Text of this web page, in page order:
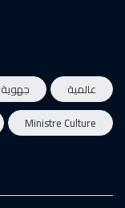
عالمية جهوية
Ministre Culture